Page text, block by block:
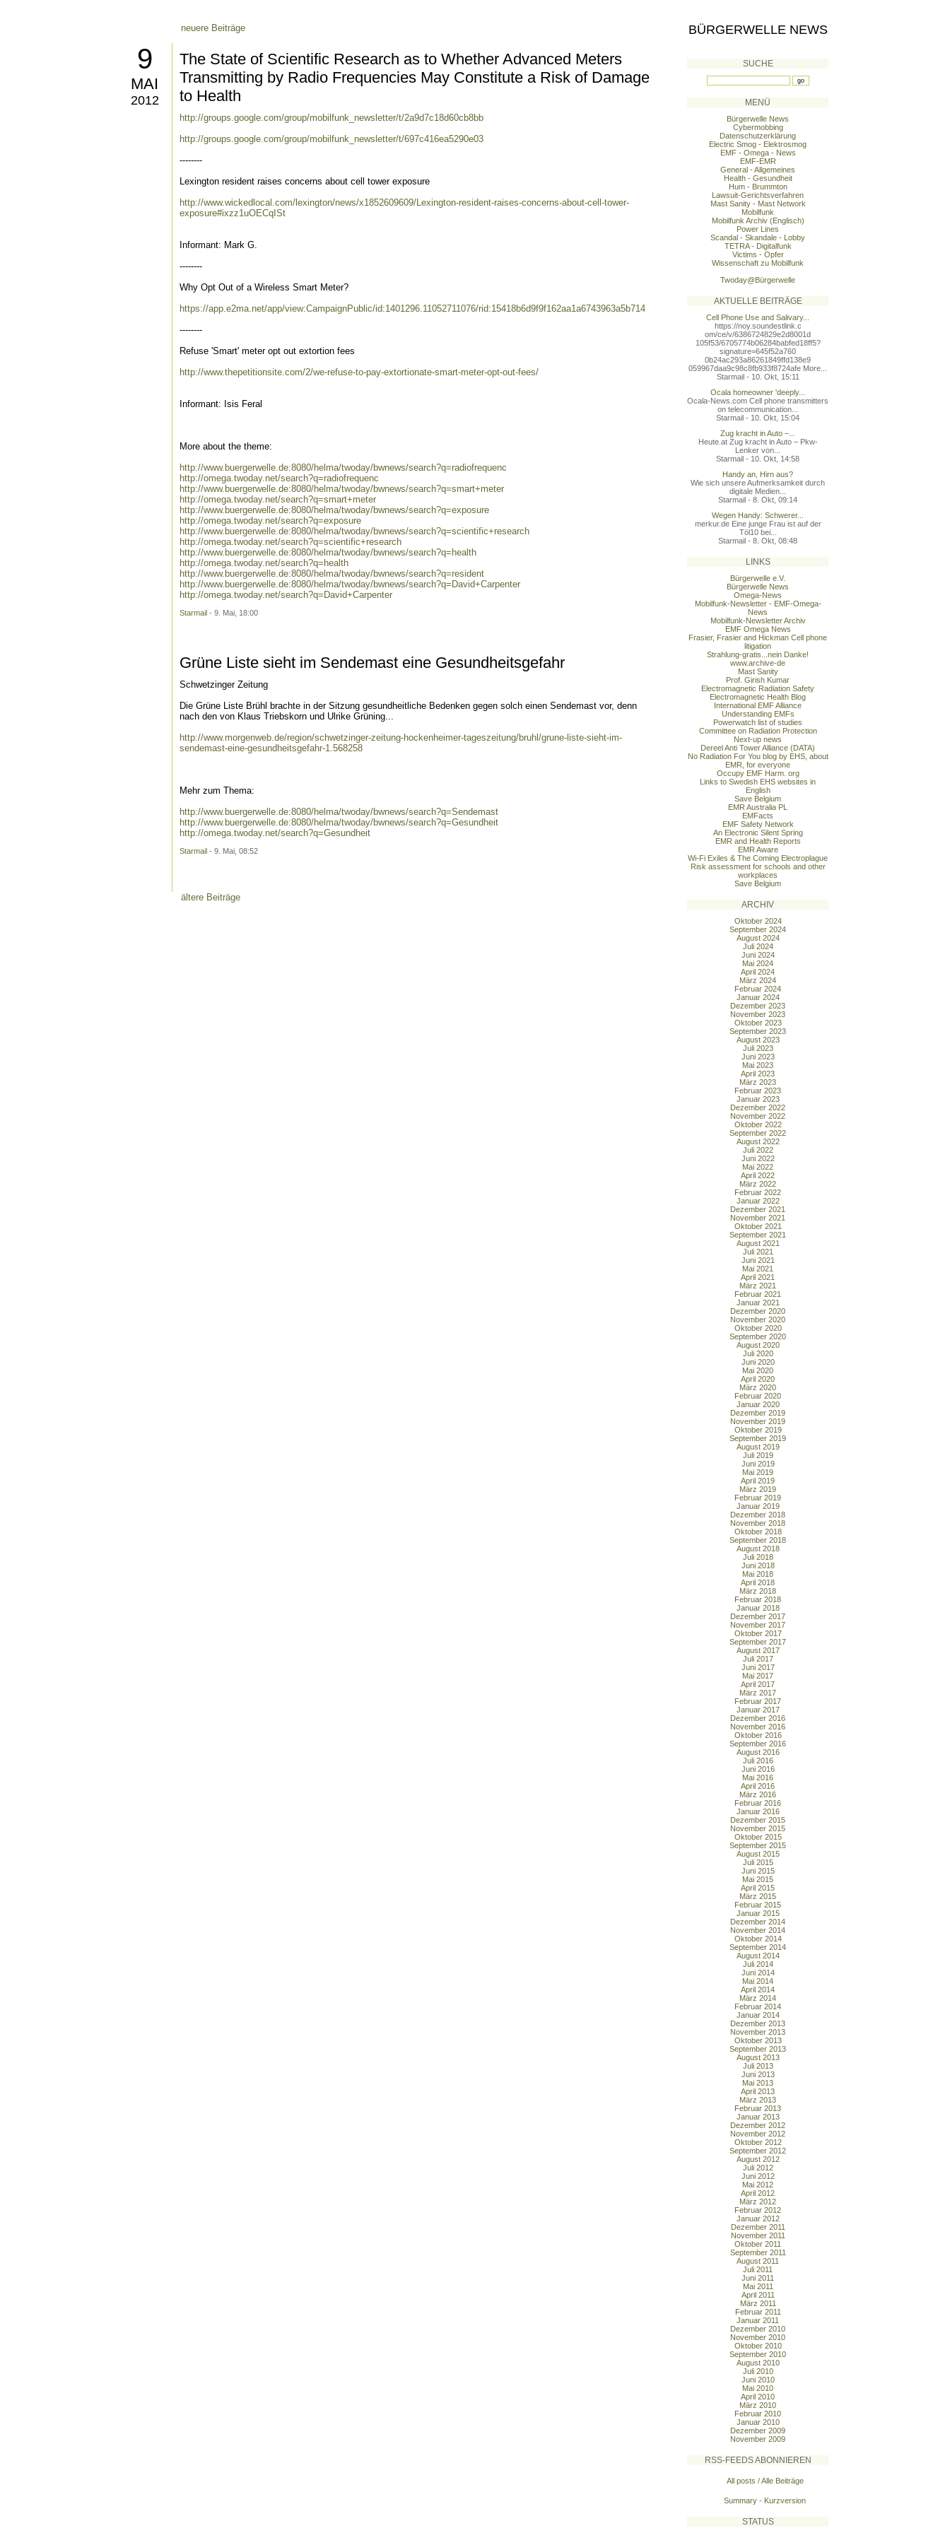
neuere Beiträge
9
MAI
2012
The State of Scientific Research as to Whether Advanced Meters
Transmitting by Radio Frequencies May Constitute a Risk of Damage
to Health
http://groups.google.com/group/mobilfunk_newsletter/t/2a9d7c18d60cb8bb
http://groups.google.com/group/mobilfunk_newsletter/t/697c416ea5290e03
--------
Lexington resident raises concerns about cell tower exposure
http://www.wickedlocal.com/lexington/news/x1852609609/Lexington-resident-raises-concerns-about-cell-tower-
exposure#ixzz1uOECqISt
Informant: Mark G.
--------
Why Opt Out of a Wireless Smart Meter?
https://app.e2ma.net/app/view:CampaignPublic/id:1401296.11052711076/rid:15418b6d9f9f162aa1a6743963a5b714
--------
Refuse 'Smart' meter opt out extortion fees
http://www.thepetitionsite.com/2/we-refuse-to-pay-extortionate-smart-meter-opt-out-fees/
Informant: Isis Feral
More about the theme:
http://www.buergerwelle.de:8080/helma/twoday/bwnews/search?q=radiofrequenc
http://omega.twoday.net/search?q=radiofrequenc
http://www.buergerwelle.de:8080/helma/twoday/bwnews/search?q=smart+meter
http://omega.twoday.net/search?q=smart+meter
http://www.buergerwelle.de:8080/helma/twoday/bwnews/search?q=exposure
http://omega.twoday.net/search?q=exposure
http://www.buergerwelle.de:8080/helma/twoday/bwnews/search?q=scientific+research
http://omega.twoday.net/search?q=scientific+research
http://www.buergerwelle.de:8080/helma/twoday/bwnews/search?q=health
http://omega.twoday.net/search?q=health
http://www.buergerwelle.de:8080/helma/twoday/bwnews/search?q=resident
http://www.buergerwelle.de:8080/helma/twoday/bwnews/search?q=David+Carpenter
http://omega.twoday.net/search?q=David+Carpenter
Starmail - 9. Mai, 18:00
Grüne Liste sieht im Sendemast eine Gesundheitsgefahr
Schwetzinger Zeitung
Die Grüne Liste Brühl brachte in der Sitzung gesundheitliche Bedenken gegen solch einen Sendemast vor, denn
nach den von Klaus Triebskorn und Ulrike Grüning...
http://www.morgenweb.de/region/schwetzinger-zeitung-hockenheimer-tageszeitung/bruhl/grune-liste-sieht-im-
sendemast-eine-gesundheitsgefahr-1.568258
Mehr zum Thema:
http://www.buergerwelle.de:8080/helma/twoday/bwnews/search?q=Sendemast
http://www.buergerwelle.de:8080/helma/twoday/bwnews/search?q=Gesundheit
http://omega.twoday.net/search?q=Gesundheit
Starmail - 9. Mai, 08:52
ältere Beiträge
BÜRGERWELLE NEWS
SUCHE
MENÜ
Bürgerwelle News
Cybermobbing
Datenschutzerklärung
Electric Smog - Elektrosmog
EMF - Omega - News
EMF-EMR
General - Allgemeines
Health - Gesundheit
Hum - Brummton
Lawsuit-Gerichtsverfahren
Mast Sanity - Mast Network
Mobilfunk
Mobilfunk Archiv (Englisch)
Power Lines
Scandal - Skandale - Lobby
TETRA - Digitalfunk
Victims - Opfer
Wissenschaft zu Mobilfunk
Twoday@Bürgerwelle
AKTUELLE BEITRÄGE
Cell Phone Use and Salivary...
https://noy.soundestlink.c
om/ce/v/6386724829e2d8001d
105f53/6705774b06284babfed18ff5?
signature=645f52a760
0b24ac293a86261849ffd138e9
059967daa9c98c8fb933f8724afe More...
Starmail - 10. Okt, 15:11
Ocala homeowner 'deeply...
Ocala-News.com Cell phone transmitters
on telecommunication...
Starmail - 10. Okt, 15:04
Zug kracht in Auto –...
Heute.at Zug kracht in Auto – Pkw-
Lenker von...
Starmail - 10. Okt, 14:58
Handy an, Hirn aus?
Wie sich unsere Aufmerksamkeit durch
digitale Medien...
Starmail - 8. Okt, 09:14
Wegen Handy: Schwerer...
merkur.de Eine junge Frau ist auf der
Töl10 bei...
Starmail - 8. Okt, 08:48
LINKS
Bürgerwelle e.V.
Bürgerwelle News
Omega-News
Mobilfunk-Newsletter - EMF-Omega-
News
Mobilfunk-Newsletter Archiv
EMF Omega News
Frasier, Frasier and Hickman Cell phone
litigation
Strahlung-gratis...nein Danke!
www.archive-de
Mast Sanity
Prof. Girish Kumar
Electromagnetic Radiation Safety
Electromagnetic Health Blog
International EMF Alliance
Understanding EMFs
Powerwatch list of studies
Committee on Radiation Protection
Next-up news
Dereel Anti Tower Alliance (DATA)
No Radiation For You blog by EHS, about
EMR, for everyone
Occupy EMF Harm. org
Links to Swedish EHS websites in
English
Save Belgium
EMR Australia PL
EMFacts
EMF Safety Network
An Electronic Silent Spring
EMR and Health Reports
EMR Aware
Wi-Fi Exiles & The Coming Electroplague
Risk assessment for schools and other
workplaces
Save Belgium
ARCHIV
Oktober 2024
September 2024
August 2024
Juli 2024
Juni 2024
Mai 2024
April 2024
März 2024
Februar 2024
Januar 2024
Dezember 2023
November 2023
Oktober 2023
September 2023
August 2023
Juli 2023
Juni 2023
Mai 2023
April 2023
März 2023
Februar 2023
Januar 2023
Dezember 2022
November 2022
Oktober 2022
September 2022
August 2022
Juli 2022
Juni 2022
Mai 2022
April 2022
März 2022
Februar 2022
Januar 2022
Dezember 2021
November 2021
Oktober 2021
September 2021
August 2021
Juli 2021
Juni 2021
Mai 2021
April 2021
März 2021
Februar 2021
Januar 2021
Dezember 2020
November 2020
Oktober 2020
September 2020
August 2020
Juli 2020
Juni 2020
Mai 2020
April 2020
März 2020
Februar 2020
Januar 2020
Dezember 2019
November 2019
Oktober 2019
September 2019
August 2019
Juli 2019
Juni 2019
Mai 2019
April 2019
März 2019
Februar 2019
Januar 2019
Dezember 2018
November 2018
Oktober 2018
September 2018
August 2018
Juli 2018
Juni 2018
Mai 2018
April 2018
März 2018
Februar 2018
Januar 2018
Dezember 2017
November 2017
Oktober 2017
September 2017
August 2017
Juli 2017
Juni 2017
Mai 2017
April 2017
März 2017
Februar 2017
Januar 2017
Dezember 2016
November 2016
Oktober 2016
September 2016
August 2016
Juli 2016
Juni 2016
Mai 2016
April 2016
März 2016
Februar 2016
Januar 2016
Dezember 2015
November 2015
Oktober 2015
September 2015
August 2015
Juli 2015
Juni 2015
Mai 2015
April 2015
März 2015
Februar 2015
Januar 2015
Dezember 2014
November 2014
Oktober 2014
September 2014
August 2014
Juli 2014
Juni 2014
Mai 2014
April 2014
März 2014
Februar 2014
Januar 2014
Dezember 2013
November 2013
Oktober 2013
September 2013
August 2013
Juli 2013
Juni 2013
Mai 2013
April 2013
März 2013
Februar 2013
Januar 2013
Dezember 2012
November 2012
Oktober 2012
September 2012
August 2012
Juli 2012
Juni 2012
Mai 2012
April 2012
März 2012
Februar 2012
Januar 2012
Dezember 2011
November 2011
Oktober 2011
September 2011
August 2011
Juli 2011
Juni 2011
Mai 2011
April 2011
März 2011
Februar 2011
Januar 2011
Dezember 2010
November 2010
Oktober 2010
September 2010
August 2010
Juli 2010
Juni 2010
Mai 2010
April 2010
März 2010
Februar 2010
Januar 2010
Dezember 2009
November 2009
RSS-FEEDS ABONNIEREN
All posts / Alle Beiträge
Summary - Kurzversion
STATUS